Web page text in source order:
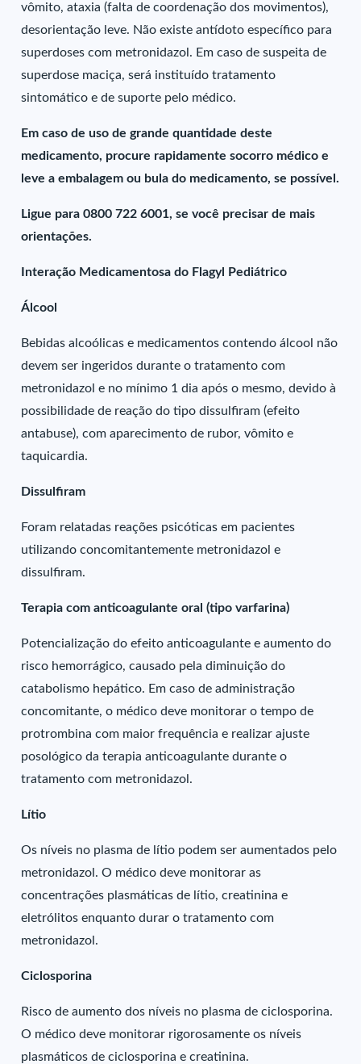
vômito, ataxia (falta de coordenação dos movimentos),
desorientação leve. Não existe antídoto específico para
superdoses com metronidazol. Em caso de suspeita de
superdose maciça, será instituído tratamento
sintomático e de suporte pelo médico.
Em caso de uso de grande quantidade deste
medicamento, procure rapidamente socorro médico e
leve a embalagem ou bula do medicamento, se possível.
Ligue para 0800 722 6001, se você precisar de mais
orientações.
Interação Medicamentosa do Flagyl Pediátrico
Álcool
Bebidas alcoólicas e medicamentos contendo álcool não
devem ser ingeridos durante o tratamento com
metronidazol e no mínimo 1 dia após o mesmo, devido à
possibilidade de reação do tipo dissulfiram (efeito
antabuse), com aparecimento de rubor, vômito e
taquicardia.
Dissulfiram
Foram relatadas reações psicóticas em pacientes
utilizando concomitantemente metronidazol e
dissulfiram.
Terapia com anticoagulante oral (tipo varfarina)
Potencialização do efeito anticoagulante e aumento do
risco hemorrágico, causado pela diminuição do
catabolismo hepático. Em caso de administração
concomitante, o médico deve monitorar o tempo de
protrombina com maior frequência e realizar ajuste
posológico da terapia anticoagulante durante o
tratamento com metronidazol.
Lítio
Os níveis no plasma de lítio podem ser aumentados pelo
metronidazol. O médico deve monitorar as
concentrações plasmáticas de lítio, creatinina e
eletrólitos enquanto durar o tratamento com
metronidazol.
Ciclosporina
Risco de aumento dos níveis no plasma de ciclosporina.
O médico deve monitorar rigorosamente os níveis
plasmáticos de ciclosporina e creatinina.